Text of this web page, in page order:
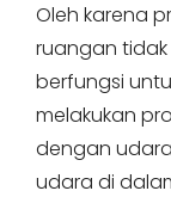
Oleh karena
ruangan tidak
berfungsi
melakukan
dengan
udara di